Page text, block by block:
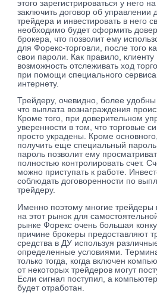
этого зарегистрироваться у него
заключить договор об управлении
трейдера и инвестировать в него
необходимо будет оформить
брокера, что позволит ему
для Форекс-торговли, после того
свои пароли. Как правило, клиенту
возможность отслеживать ход
при помощи специального
интернету.
Трейдеру, очевидно, более
что выплата вознаграждения
Кроме того, при доверительном
уверенности в том, что торговые
просто украдены. Кроме
получить еще специальный
пароль позволит ему
полностью контролировать счет.
можно приступать к работе.
соблюдать договоренности по
трейдеру.
Именно поэтому многие трейдеры
на этот рынок для
рынке Форекс очень большая
причине брокеры предоставляют
средства в ДУ используя
определенные условиями.
только тогда, когда включен
от некоторых трейдеров могут
Если сигнал поступил, а
будет отработан.